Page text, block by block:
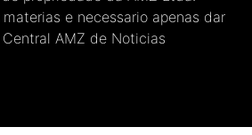
e necessario apenas dar
AMZ de Noticias